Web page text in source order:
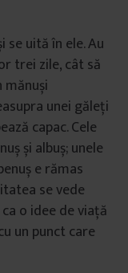
se uită în ele. Au
trei zile, cât să
unei găleți
capac. Cele
și albuș; unele
e rămas
se vede
o idee de viață
un punct care